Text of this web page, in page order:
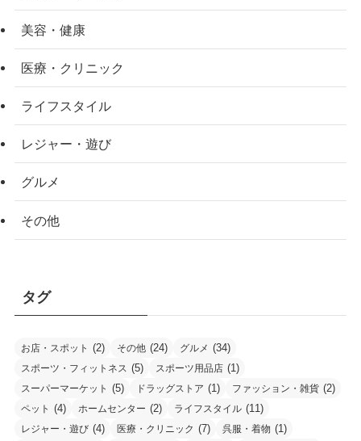
美容・健康
医療・クリニック
ライフスタイル
レジャー・遊び
グルメ
その他
タグ
お店・スポット (2) その他 (24) グルメ (34)
スポーツ・フィットネス (5) スポーツ用品店 (1)
スーパーマーケット (5) ドラッグストア (1) ファッション・雑貨 (2)
ペット (4) ホームセンター (2) ライフスタイル (11)
レジャー・遊び (4) 医療・クリニック (7) 呉服・着物 (1)